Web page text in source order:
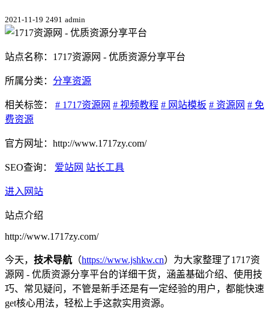
2021-11-19 2491 admin
站点名称：1717资源网 - 优质资源分享平台
所属分类： 分享资源
相关标签： # 1717资源网 # 视频教程 # 网站模板 # 资源网 # 免
费资源
官方网址：http://www.1717zy.com/
SEO查询： 爱站网 站长工具
进入网站
站点介绍
http://www.1717zy.com/
今天， 技术导航 （https://www.jshkw.cn）为大家整理了1717资
源网 - 优质资源分享平台的详细干货，涵盖基础介绍、使用技
巧、常见疑问，不管是新手还是有一定经验的用户，都能快速
get核心用法，轻松上手这款实用资源。